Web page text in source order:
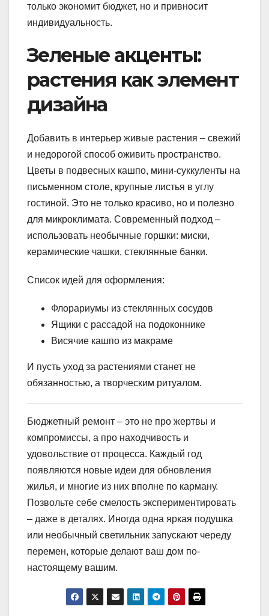
только экономит бюджет, но и привносит
индивидуальность.
Зеленые акценты:
растения как элемент
дизайна
Добавить в интерьер живые растения – свежий
и недорогой способ оживить пространство.
Цветы в подвесных кашпо, мини-суккуленты на
письменном столе, крупные листья в углу
гостиной. Это не только красиво, но и полезно
для микроклимата. Современный подход –
использовать необычные горшки: миски,
керамические чашки, стеклянные банки.
Список идей для оформления:
Флорариумы из стеклянных сосудов
Ящики с рассадой на подоконнике
Висячие кашпо из макраме
И пусть уход за растениями станет не
обязанностью, а творческим ритуалом.
Бюджетный ремонт – это не про жертвы и
компромиссы, а про находчивость и
удовольствие от процесса. Каждый год
появляются новые идеи для обновления
жилья, и многие из них вполне по карману.
Позвольте себе смелость экспериментировать
– даже в деталях. Иногда одна яркая подушка
или необычный светильник запускают череду
перемен, которые делают ваш дом по-
настоящему вашим.